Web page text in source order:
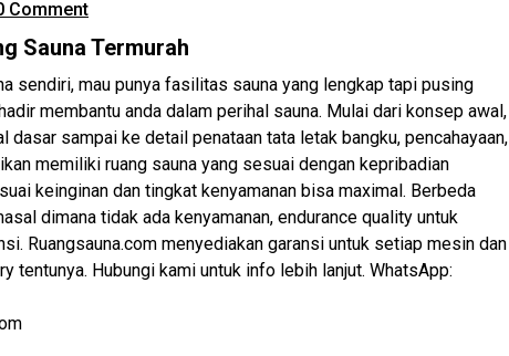
Comment
Sauna Termurah
sendiri, mau punya fasilitas sauna yang lengkap tapi pusing
membantu anda dalam perihal sauna. Mulai dari konsep awal,
dasar sampai ke detail penataan tata letak bangku, pencahayaan,
memiliki ruang sauna yang sesuai dengan kepribadian
keinginan dan tingkat kenyamanan bisa maximal. Berbeda
dimana tidak ada kenyamanan, endurance quality untuk
Ruangsauna.com menyediakan garansi untuk setiap mesin dan
tentunya. Hubungi kami untuk info lebih lanjut. WhatsApp: